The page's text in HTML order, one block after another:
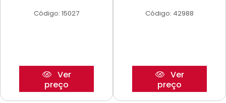
Código: 15027
Ver
preço
Código: 42988
Ver
preço